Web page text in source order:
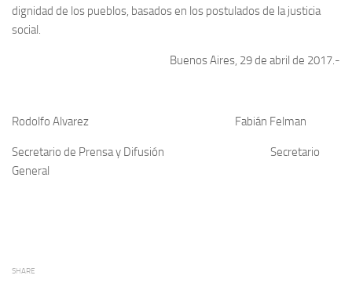
dignidad de los pueblos, basados en los postulados de la justicia
social.
Buenos Aires, 29 de abril de 2017.-
Rodolfo Alvarez Fabián Felman
Secretario de Prensa y Difusión Secretario
General
SHARE